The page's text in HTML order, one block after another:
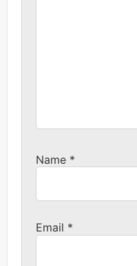
Name *
Email *